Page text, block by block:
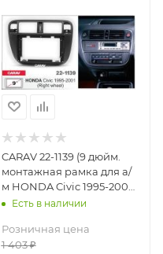
CARAV 22-1139 (9 дюйм.
монтажная рамка для а/
м HONDA Civic 1995-2001
руль справа
Есть в наличии
Розничная цена
1 403₽